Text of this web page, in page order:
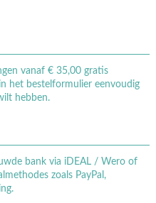
vanaf € 35,00 gratis
het bestelformulier eenvoudig
hebben.
bank via iDEAL / Wero of
zoals PayPal,